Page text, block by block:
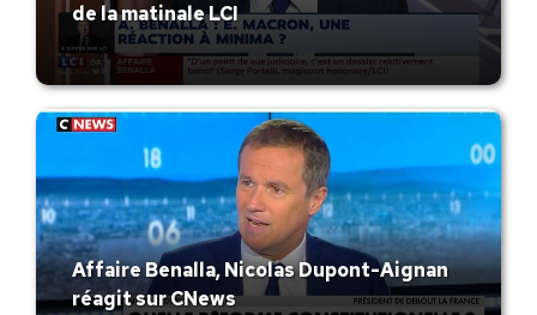
de la matinale LCI
Affaire Benalla, Nicolas Dupont-Aignan
réagit sur CNews